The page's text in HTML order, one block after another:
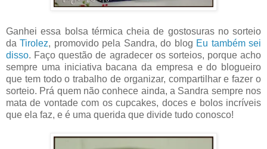
Ganhei essa bolsa térmica cheia de gostosuras no sorteio
daTirolez, promovido pela Sandra, do blog Eu também sei
disso. Faço questão de agradecer os sorteios, porque acho
sempre uma iniciativa bacana da empresa e do blogueiro
que tem todo o trabalho de organizar, compartilhar e fazer o
sorteio. Prá quem não conhece ainda, a Sandra sempre nos
mata de vontade com os cupcakes, doces e bolos incríveis
que ela faz, e é uma querida que divide tudo conosco!